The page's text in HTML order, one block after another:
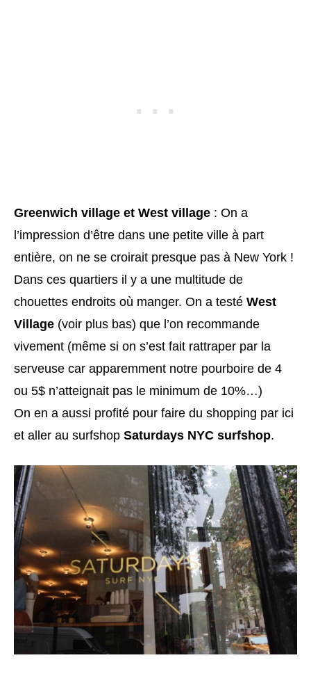
Greenwich village et West village : On a
l’impression d’être dans une petite ville à part
entière, on ne se croirait presque pas à New York !
Dans ces quartiers il y a une multitude de
chouettes endroits où manger. On a testé West
Village (voir plus bas) que l’on recommande
vivement (même si on s’est fait rattraper par la
serveuse car apparemment notre pourboire de 4
ou 5$ n’atteignait pas le minimum de 10%…)
On en a aussi profité pour faire du shopping par ici
et aller au surfshop Saturdays NYC surfshop.